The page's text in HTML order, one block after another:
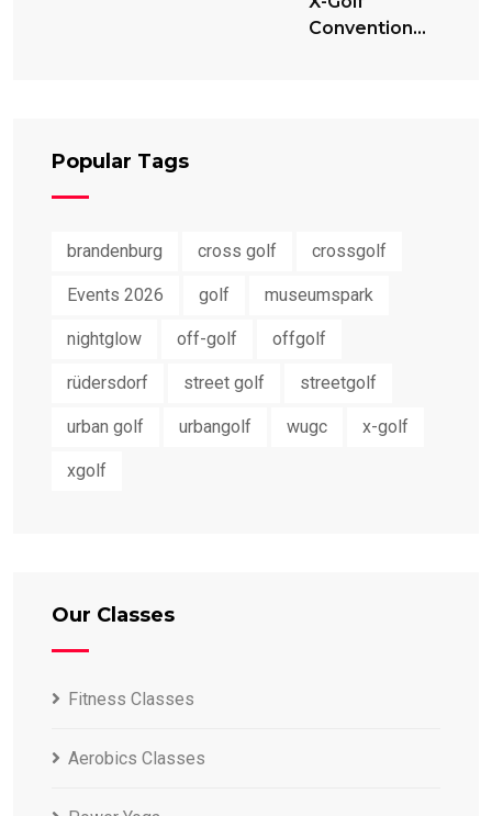
Convention
Popular Tags
brandenburg cross golf crossgolf
Events 2026 golf museumspark
nightglow off-golf offgolf
rüdersdorf street golf streetgolf
urban golf urbangolf wugc x-golf
xgolf
Our Classes
Fitness Classes
Aerobics Classes